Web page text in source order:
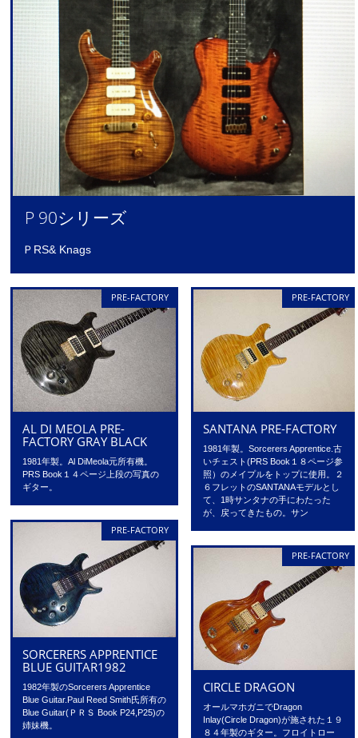
P 90シリーズ
ＰRS& Knags
PRE-FACTORY
AL DI MEOLA PRE-
FACTORY GRAY BLACK
1981年製。Al DiMeola元所有機。
PRS Book１４ページ上段の写真の
ギター。
PRE-FACTORY
SANTANA PRE-FACTORY
1981年製。Sorcerers Apprentice.古
いチェスト(PRS Book１８ページ参
照）のメイプルをトップに使用。２
６フレットのSANTANAモデルとし
て、1時サンタナの手にわたった
が、戻ってきたもの。サン
PRE-FACTORY
SORCERERS APPRENTICE
BLUE GUITAR1982
1982年製のSorcerers Apprentice
Blue Guitar.Paul Reed Smith氏所有の
Blue Guitar(ＰＲＳ Book P24,P25)の
姉妹機。
PRE-FACTORY
CIRCLE DRAGON
オールマホガニでDragon
Inlay(Circle Dragon)が施された１９
８４年製のギター。フロイトロー